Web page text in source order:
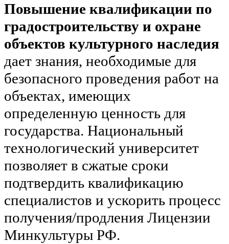
Повышение квалификации по
градостроительству и охране
объектов культурного наследия
дает знания, необходимые для
безопасного проведения работ на
объектах, имеющих
определенную ценность для
государства. Национальный
технологический университет
позволяет в сжатые сроки
подтвердить квалификацию
специалистов и ускорить процесс
получения/продления Лицензии
Минкультуры РФ.